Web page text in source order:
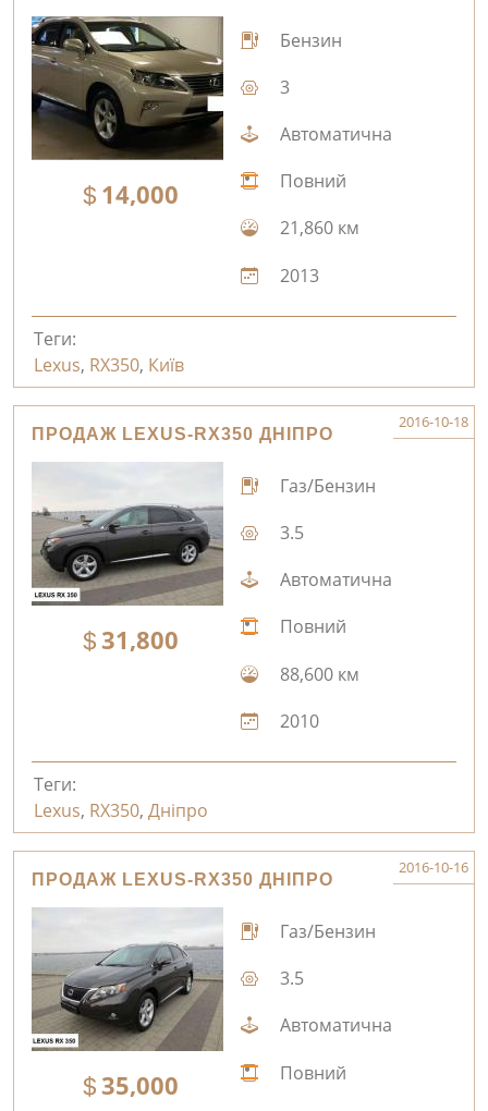
14,000
Бензин
3
Автоматична
Повний
21,860 км
2013
Теги:
Lexus, RX350, Київ
ПРОДАЖ LEXUS-RX350 ДНІПРО
2016-10-18
31,800
Газ/Бензин
3.5
Автоматична
Повний
88,600 км
2010
Теги:
Lexus, RX350, Дніпро
ПРОДАЖ LEXUS-RX350 ДНІПРО
2016-10-16
35,000
Газ/Бензин
3.5
Автоматична
Повний